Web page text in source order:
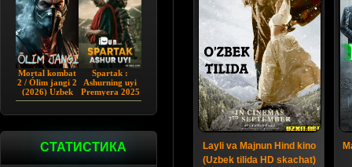
Mortal kombat
2 / Ólim jangi 2
(2026) Uzbek
tilida
Spartak :
Ashurning uyi
Premyera 2025
Barcha qismlar
СТАТИСТИКА
Layli va Majnun Hind kino
(Uzbek tilida HD skachat)